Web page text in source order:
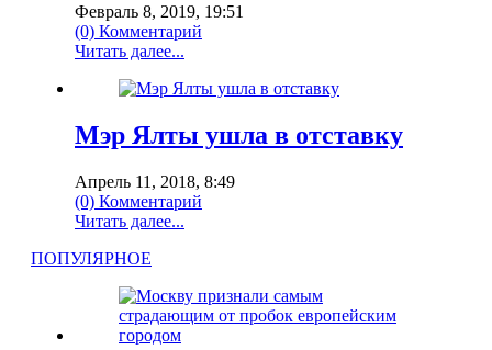
Февраль 8, 2019, 19:51
(0) Комментарий
Читать далее...
Мэр Ялты ушла в отставку
Апрель 11, 2018, 8:49
(0) Комментарий
Читать далее...
ПОПУЛЯРНОЕ